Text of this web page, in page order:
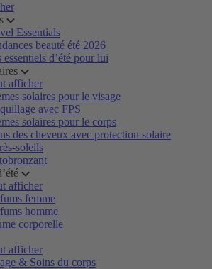
Essentials
beauté été 2026
essentiels d’été pour lui
afficher
solaires pour le visage
avec FPS
solaires pour le corps
des cheveux avec protection solaire
soleils
afficher
femme
homme
corporelle
afficher
& Soins du corps